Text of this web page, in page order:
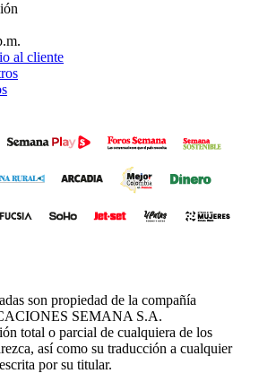
al cliente
window
son propiedad de la compañía
SEMANA S.A.
total o parcial de cualquiera de los
así como su traducción a cualquier
por su titular.